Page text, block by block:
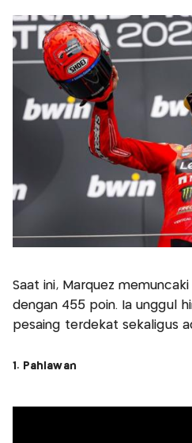
Saat ini, Marquez
dengan 455 poin. Ia unggul
pesaing terdekat sekaligus
1. Pahlawan